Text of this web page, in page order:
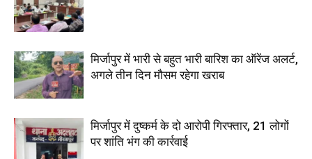
मिर्जापुर में भारी से बहुत भारी बारिश का ऑरेंज अलर्ट,
अगले तीन दिन मौसम रहेगा खराब
मिर्जापुर में दुष्कर्म के दो आरोपी गिरफ्तार, 21 लोगों
पर शांति भंग की कार्रवाई